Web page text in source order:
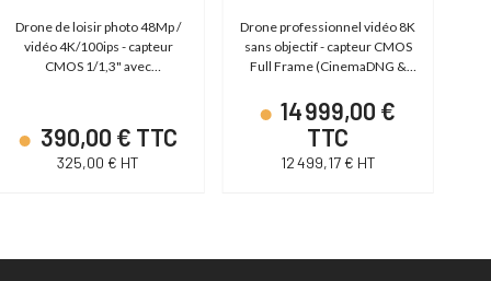
Drone de loisir photo 48Mp /
vidéo 4K/100ips - capteur
CMOS 1/1,3" avec
390,00 € TTC
325,00 € HT
Drone professionnel vidéo 8K
sans objectif - capteur CMOS
Full Frame (CinemaDNG &
Mount)
14 999,00 €
TTC
12 499,17 € HT